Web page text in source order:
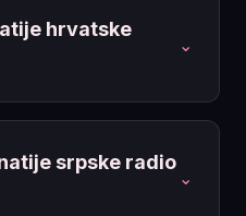
hrvatske
⌄
srpske radio
⌄